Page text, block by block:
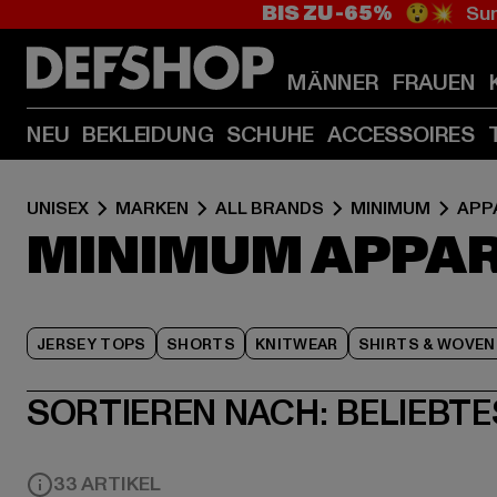
BIS ZU -65% 😲💥
MÄNNER FRAUEN
NEU BEKLEIDUNG SCHUHE ACCESSOIRES
UNISEX MARKEN ALL BRANDS MINIMUM
MINIMUM
JERSEY TOPS SHORTS KNITWEAR SHIRTS &
SORTIEREN NACH:
33 ARTIKEL